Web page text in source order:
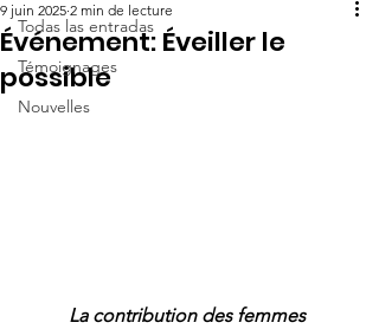
Todas las entradas
Témoignages
Nouvelles
Événement: Éveiller le
possible
9 juin 2025 2 min de lecture
La contribution des femmes